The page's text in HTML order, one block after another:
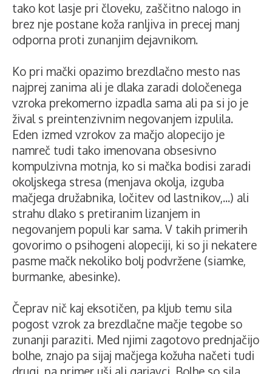
tako kot lasje pri človeku, zaščitno nalogo in
brez nje postane koža ranljiva in precej manj
odporna proti zunanjim dejavnikom.
Ko pri mački opazimo brezdlačno mesto nas
najprej zanima ali je dlaka zaradi določenega
vzroka prekomerno izpadla sama ali pa si jo je
žival s preintenzivnim negovanjem izpulila.
Eden izmed vzrokov za mačjo alopecijo je
namreč tudi tako imenovana obsesivno
kompulzivna motnja, ko si mačka bodisi zaradi
okoljskega stresa (menjava okolja, izguba
mačjega družabnika, ločitev od lastnikov,...) ali
strahu dlako s pretiranim lizanjem in
negovanjem populi kar sama. V takih primerih
govorimo o psihogeni alopeciji, ki so ji nekatere
pasme mačk nekoliko bolj podvržene (siamke,
burmanke, abesinke).
Čeprav nič kaj eksotičen, pa kljub temu sila
pogost vzrok za brezdlačne mačje tegobe so
zunanji paraziti. Med njimi zagotovo prednjačijo
bolhe, znajo pa sijaj mačjega kožuha načeti tudi
drugi, na primer uši ali garjavci. Bolhe so sila